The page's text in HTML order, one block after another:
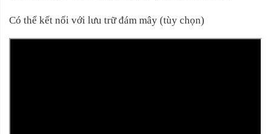
Có thể kết nối với lưu trữ đám mây (tùy chọn)